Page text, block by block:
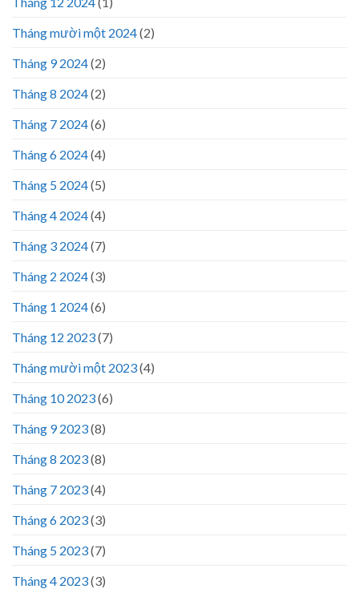
Tháng mười một 2024(2)
Tháng 9 2024(2)
Tháng 8 2024(2)
Tháng 7 2024(6)
Tháng 6 2024(4)
Tháng 5 2024(5)
Tháng 4 2024(4)
Tháng 3 2024(7)
Tháng 2 2024(3)
Tháng 1 2024(6)
Tháng 12 2023(7)
Tháng mười một 2023(4)
Tháng 10 2023(6)
Tháng 9 2023(8)
Tháng 8 2023(8)
Tháng 7 2023(4)
Tháng 6 2023(3)
Tháng 5 2023(7)
Tháng 4 2023(3)